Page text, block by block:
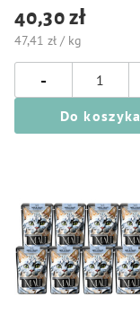
40,30 zł
47,41 zł / kg
-
Do koszyka